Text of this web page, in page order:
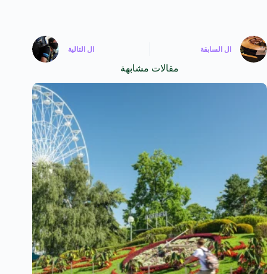
ال السابقة ال التالية
مقالات مشابهة